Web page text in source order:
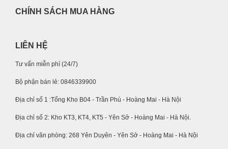
CHÍNH SÁCH MUA HÀNG
LIÊN HỆ
Tư vấn miễn phí (24/7)
Bộ phận bán lẻ: 0846339900
Địa chỉ số 1 :Tổng Kho B04 - Trần Phú - Hoàng Mai - Hà Nội
Địa chỉ số 2: Kho KT3, KT4, KT5 - Yên Sở - Hoàng Mai - Hà Nội.
Địa chỉ văn phòng: 268 Yên Duyên - Yên Sở - Hoàng Mai - Hà Nội